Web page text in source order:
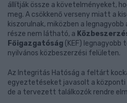
állítják össze a követelményeket,
meg. A csökkenő verseny miatt a
kiszorulnak, miközben a
része nem látható, a
Főigazgatóság (KEF) legnagyobb
nyilvános közbeszerzési felületen.
Az Integritás Hatóság a feltárt
egyeztetéseket javasolt a
de a tervezett találkozók rendre